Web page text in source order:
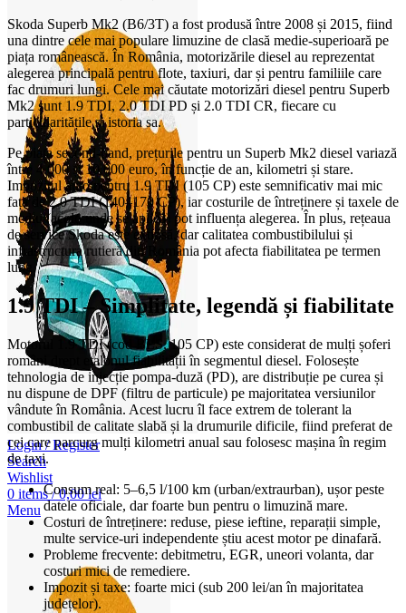
Login / Register
Search
Wishlist
0 items / 0,00lei
Menu
Skoda Superb Mk2 (B6/3T) a fost produsă între 2008 și 2015, fiind
una dintre cele mai populare limuzine de clasă medie-superioară pe
piața românească. În România, motorizările diesel au reprezentat
alegerea principală pentru flote, taxiuri, dar și pentru familiile care
fac drumuri lungi. Cele mai căutate motorizări diesel pentru Superb
Mk2 sunt 1.9 TDI, 2.0 TDI PD și 2.0 TDI CR, fiecare cu
particularitățile și istoria sa.
Pe piața second-hand, prețurile pentru un Superb Mk2 diesel variază
între 4.000 și 10.000 euro, în funcție de an, kilometri și stare.
Impozitul auto pentru 1.9 TDI (105 CP) este semnificativ mai mic
față de 2.0 TDI (140–170 CP), iar costurile de întreținere și taxele de
mediu (acolo unde se aplică) pot influența alegerea. În plus, rețeaua
de service Skoda este extinsă, dar calitatea combustibilului și
infrastructura rutieră din România pot afecta fiabilitatea pe termen
lung.
1.9 TDI – Simplitate, legendă și fiabilitate
Motorul 1.9 TDI (cod BLS, 105 CP) este considerat de mulți șoferi
români drept etalonul fiabilității în segmentul diesel. Folosește
tehnologia de injecție pompa-duză (PD), are distribuție pe curea și
nu dispune de DPF (filtru de particule) pe majoritatea versiunilor
vândute în România. Acest lucru îl face extrem de tolerant la
combustibil de calitate slabă și la drumurile dificile, fiind preferat de
cei care parcurg mulți kilometri anual sau folosesc mașina în regim
de taxi.
Consum real: 5–6,5 l/100 km (urban/extraurban), ușor peste
datele oficiale, dar foarte bun pentru o limuzină mare.
Costuri de întreținere: reduse, piese ieftine, reparații simple,
multe service-uri independente știu acest motor pe dinafară.
Probleme frecvente: debitmetru, EGR, uneori volanta, dar
costuri mici de remediere.
Impozit și taxe: foarte mici (sub 200 lei/an în majoritatea
județelor).